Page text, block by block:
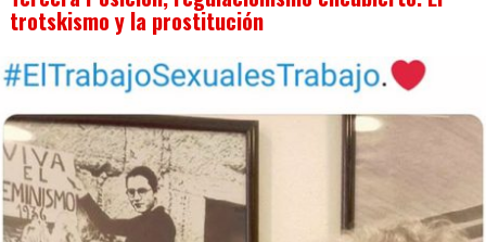
trotskismo y la prostitución